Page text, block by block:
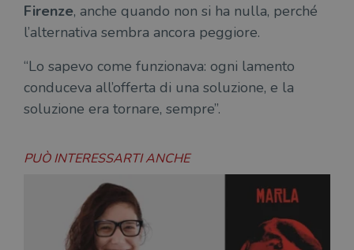
Firenze, anche quando non si ha nulla, perché
l’alternativa sembra ancora peggiore.
“Lo sapevo come funzionava: ogni lamento
conduceva all’offerta di una soluzione, e la
soluzione era tornare, sempre”.
PUÒ INTERESSARTI ANCHE